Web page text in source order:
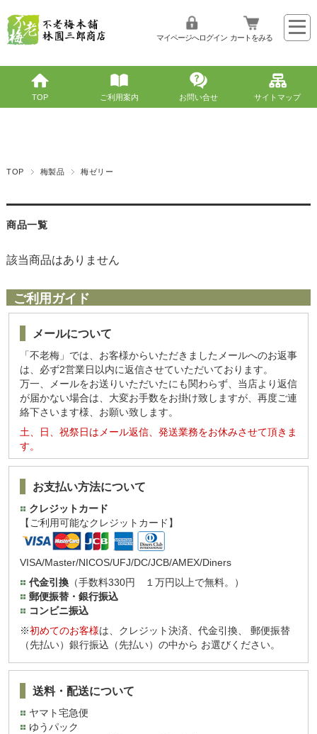
マイページへログイン カートをみる
TOP ご利用案内 お問い合せ サイトマップ
TOP 梅製品 梅ゼリー
商品一覧
該当商品はありません
ご利用ガイド
メールについて
「不老梅」では、お客様からいただきましたメールへのお返事
は、必ず2営業日以内に返信させていただいております。
万一、メールをお送りいただいたにも関わらず、当店より返信
が届かない場合は、大変お手数をお掛け致しますが、再度ご連
絡下さいます様、お願い致します。
土、日、祝祭日はメール返信、発送業務をお休みさせて頂きま
す。
お支払い方法について
クレジットカード
【ご利用可能なクレジットカード】
VISA/Master/NICOS/UFJ/DC/JCB/AMEX/Diners
代金引換（手数料330円 １万円以上で無料。）
郵便振替・銀行振込
コンビニ振込
※初めてのお客様は、クレジット決済、代金引換、 郵便振替
（先払い）銀行振込（先払い）の中から お選びください。
送料・配送について
ヤマト宅急便
ゆうパック